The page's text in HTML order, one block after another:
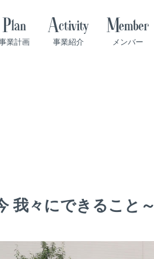
Plan
業計画
Activity
事業紹介
Member
メンバー
我々にできること～